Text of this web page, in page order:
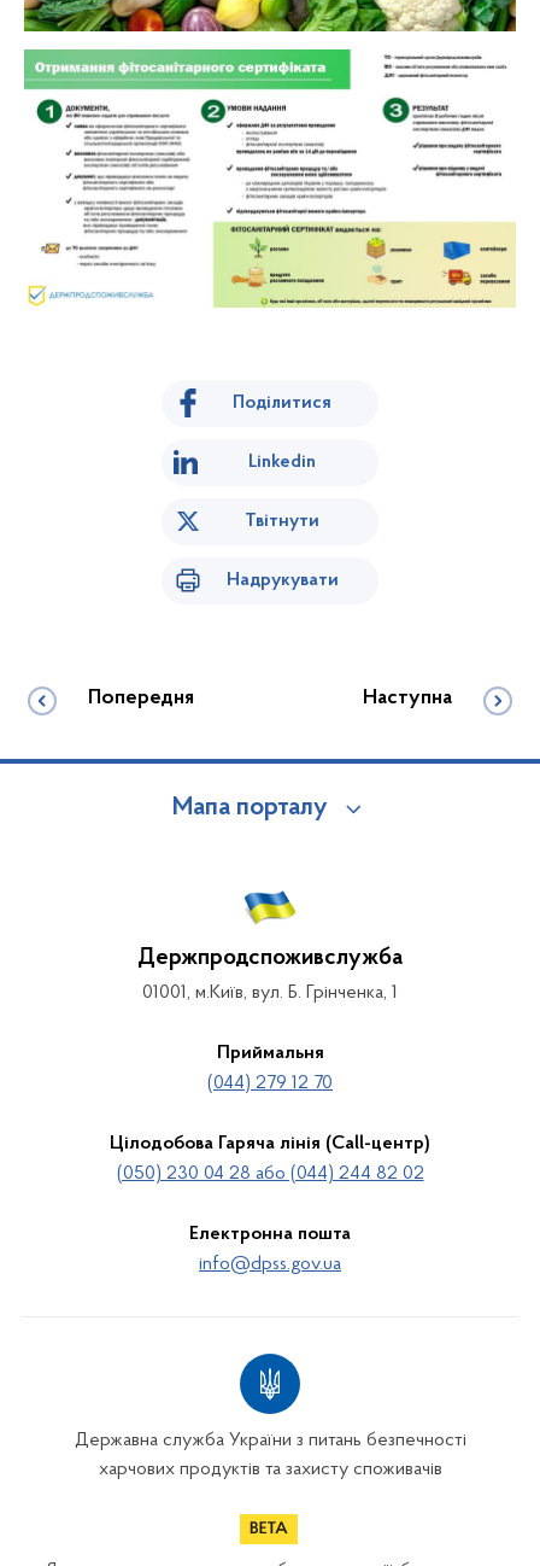
Поділитися
Linkedin
Твітнути
Надрукувати
Попередня Наступна
Мапа порталу
Держпродспоживслужба
01001, м.Київ, вул. Б. Грінченка, 1
Приймальня
(044) 279 12 70
Цілодобова Гаряча лінія (Call-центр)
(050) 230 04 28 або (044) 244 82 02
Електронна пошта
info@dpss.gov.ua
Державна служба України з питань безпечності
харчових продуктів та захисту споживачів